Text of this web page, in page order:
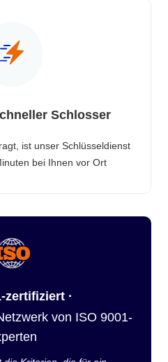
Schlosser
ist unser Schlüsseldienst
bei Ihnen vor Ort
zertifiziert ·
von ISO 9001-